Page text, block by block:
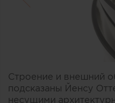
Строение и внешний
подсказаны Йенсу
несущими